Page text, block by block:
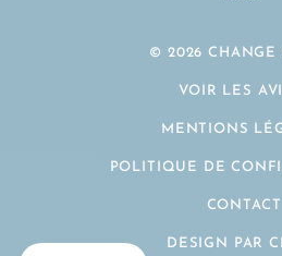
© 2026 CHANGE
VOIR LES
MENTIONS
POLITIQUE DE
CONTACT
DESIGN PAR